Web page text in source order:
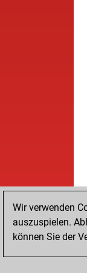
Wir verwenden
auszuspielen.
können Sie der